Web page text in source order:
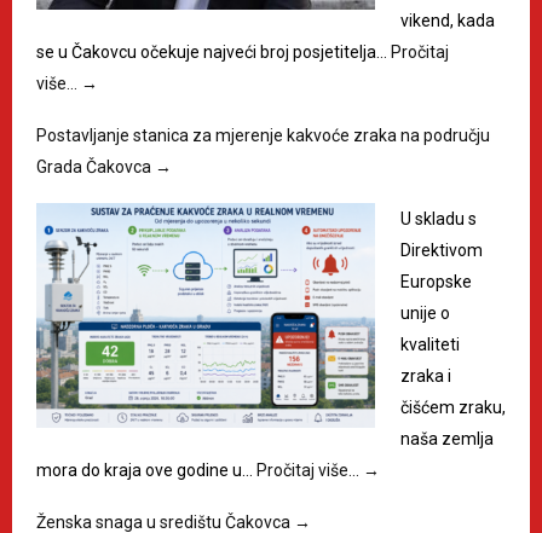
vikend, kada
se u Čakovcu očekuje najveći broj posjetitelja…
Pročitaj
više…
→
Postavljanje stanica za mjerenje kakvoće zraka na području
Grada Čakovca →
U skladu s
Direktivom
Europske
unije o
kvaliteti
zraka i
čišćem zraku,
naša zemlja
mora do kraja ove godine u…
Pročitaj više… →
Ženska snaga u središtu Čakovca →